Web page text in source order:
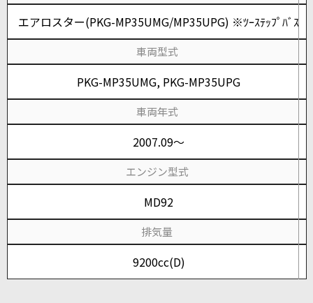
エアロスター(PKG-MP35UMG/MP35UPG) ※ﾂｰｽﾃｯﾌﾟﾊﾞｽ
車両型式
PKG-MP35UMG, PKG-MP35UPG
車両年式
2007.09～
エンジン型式
MD92
排気量
9200cc(D)